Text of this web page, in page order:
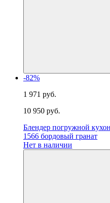
-82%
1 971 руб.
10 950 руб.
Блендер погружной
1566 бордовый гранат
Нет в наличии